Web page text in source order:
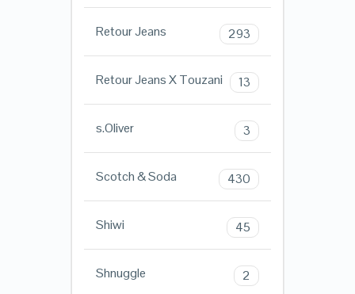
Retour Jeans 293
Retour Jeans X Touzani 13
s.Oliver 3
Scotch & Soda 430
Shiwi 45
Shnuggle 2